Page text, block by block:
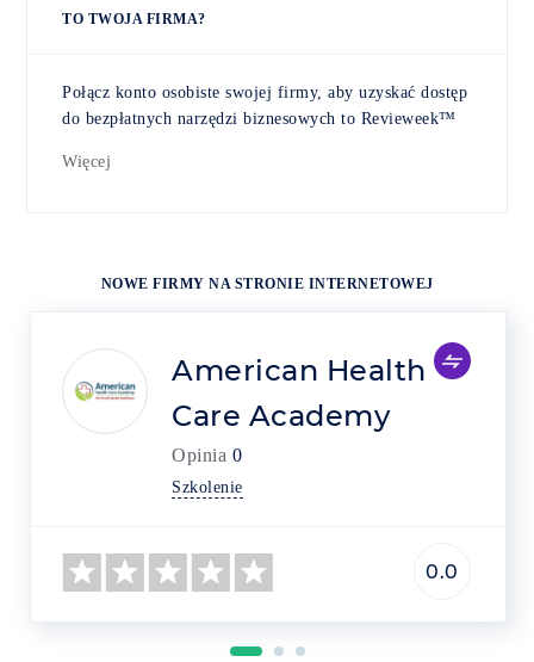
TO TWOJA FIRMA?
Połącz konto osobiste swojej firmy, aby uzyskać dostęp
do bezpłatnych narzędzi biznesowych to Revieweek™
Więcej
NOWE FIRMY NA STRONIE INTERNETOWEJ
American Health
Care Academy
Opinia 0
Szkolenie
0.0